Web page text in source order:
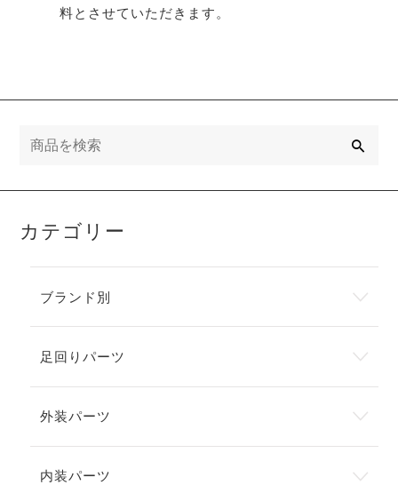
料とさせていただきます。
カテゴリー
ブランド別
足回りパーツ
外装パーツ
内装パーツ